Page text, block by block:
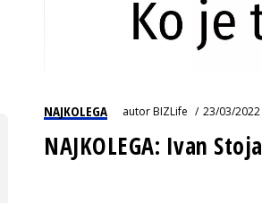
NAJKOLEGA autorBIZLife 23/03/
NAJKOLEGA: Ivan